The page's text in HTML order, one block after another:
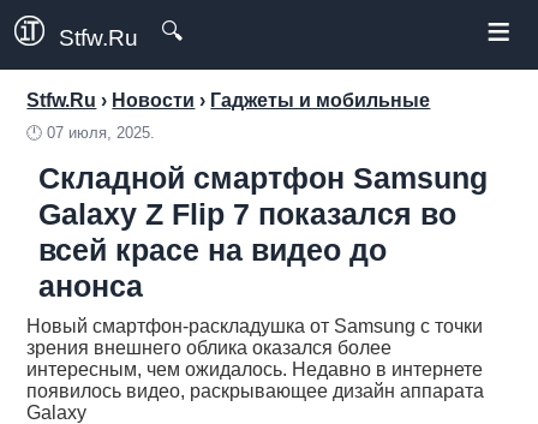
Stfw.Ru 🔍 ≡
Stfw.Ru › Новости › Гаджеты и мобильные
🕛07 июля, 2025.
Складной смартфон Samsung
Galaxy Z Flip 7 показался во
всей красе на видео до
анонса
Новый смартфон-раскладушка от Samsung с точки
зрения внешнего облика оказался более
интересным, чем ожидалось. Недавно в интернете
появилось видео, раскрывающее дизайн аппарата
Galaxy